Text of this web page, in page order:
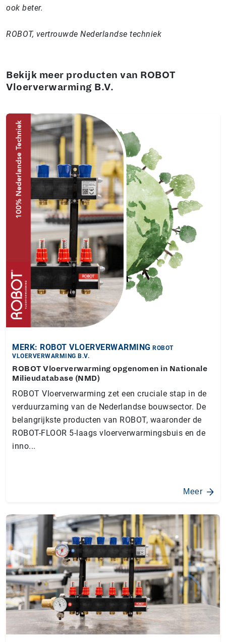
ook beter.
ROBOT, vertrouwde Nederlandse techniek
Bekijk meer producten van ROBOT
Vloerverwarming B.V.
MERK: ROBOT VLOERVERWARMING ROBOT
VLOERVERWARMING B.V.
ROBOT Vloerverwarming opgenomen in Nationale
Milieudatabase (NMD)
ROBOT Vloerverwarming zet een cruciale stap in de
verduurzaming van de Nederlandse bouwsector. De
belangrijkste producten van ROBOT, waaronder de
ROBOT-FLOOR 5-laags vloerverwarmingsbuis en de
inno...
Meer